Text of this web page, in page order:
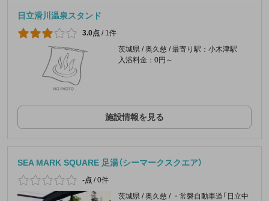
日立滑川温泉スタンド
3.0点 / 1件
茨城県 / 奥久慈 / 最寄り駅：小木津駅
入浴料金：0円～
施設情報を見る
SEA MARK SQUARE 足湯（シーマークスクエア）
-点 /0件
茨城県 / 奥久慈 / ・常磐自動車道「日立中